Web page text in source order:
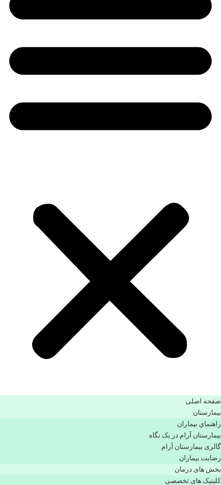
صفحه اصلی
بيمارستان
راهنماي بیماران
بیمارستان آرام در یک نگاه
گالری بیمارستان آرام
رضایت بیماران
بخش های درمان
کلینیک های تخصصی